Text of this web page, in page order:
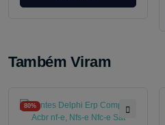
Também Viram
80%